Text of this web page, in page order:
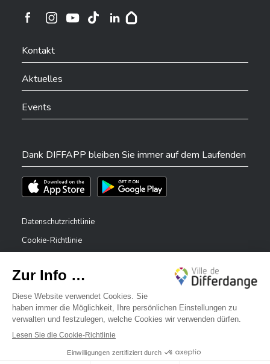
Ville de Differdange sur Instagram
Kontakt
Aktuelles
Events
Dank DIFFAPP bleiben Sie immer auf dem Laufenden
Téléchargez l'app sur l'App StoreTéléchargez l'app sur Play Store
Datenschutzrichtlinie
Cookie-Richtlinie
Erklärung zur Barrierefreiheit
Meldesystem – Whistleblower
©2026 Alle Rechte vorbehalten . Stadt Differdingen
✕
Bonjour, comment puis-je vous aider ?